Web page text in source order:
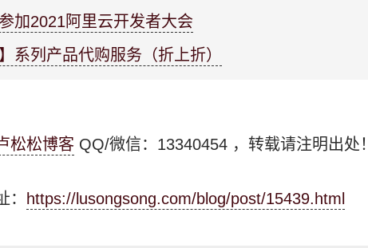
加2021阿里云开发者大会
系列产品代购服务（折上折）
松松博客 QQ/微信：13340454 ，转载请注明出处！
： https://lusongsong.com/blog/post/15439.html